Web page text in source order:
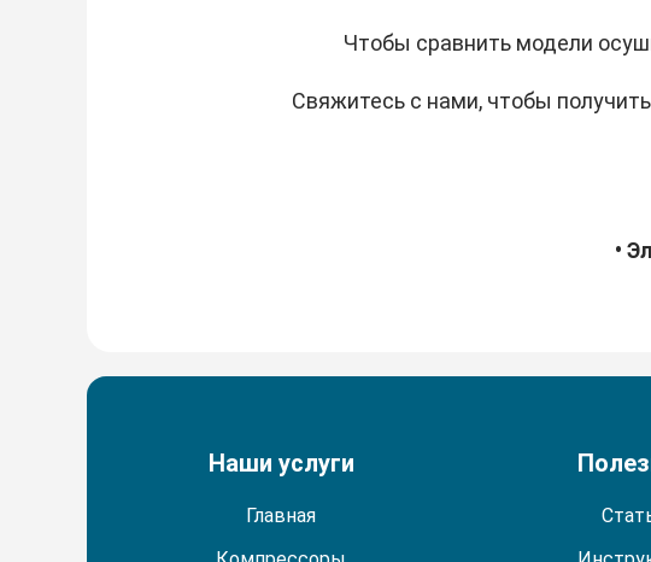
Чтобы сравнить модели
Свяжитесь с нами, чтобы
•
Наши услуги
Главная